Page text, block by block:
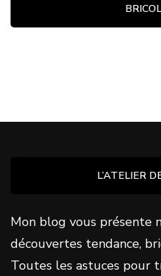
L’ATELIER
Mon blog vous présente
découvertes tendance,
Toutes les astuces pour